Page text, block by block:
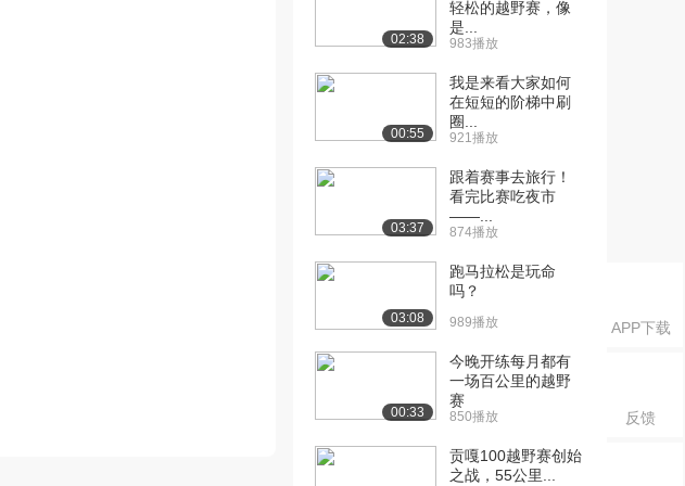
APP下载
反馈
02:38
轻松的越野赛，像
是...
983播放
00:55
我是来看大家如何
在短短的阶梯中刷
圈...
921播放
03:37
跟着赛事去旅行！
看完比赛吃夜市
——...
874播放
03:08
跑马拉松是玩命
吗？
989播放
00:33
今晚开练每月都有
一场百公里的越野
赛
850播放
贡嘎100越野赛创始
之战，55公里...